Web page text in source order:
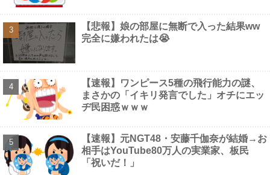
Powered by livedoor 相互RSS
【悲報】娘の部屋に無断で入った結果ww
完全に嫌われたは😭
【速報】ワンピース5種の飛行能力の謎、
まさかの「イキリ発言でした」オチにエッ
ヂ民困惑ｗｗｗ
【速報】元NGT48・安藤千伽奈が結婚→お
相手はYouTube80万人の実業家、板民
「祝いだ！」